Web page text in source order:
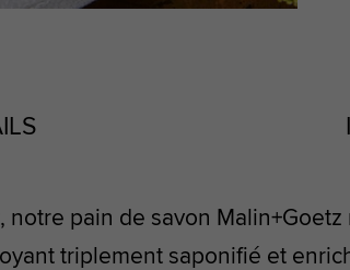
pain de savon
triplement saponifié et